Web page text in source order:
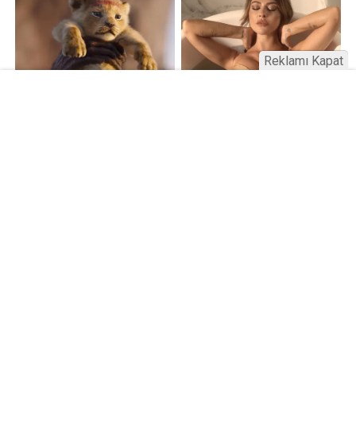
Reklamı Kapat